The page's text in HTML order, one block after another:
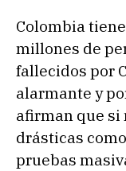
Colombia
millones de
fallecidos por
alarmante y
afirman que si
drásticas
pruebas